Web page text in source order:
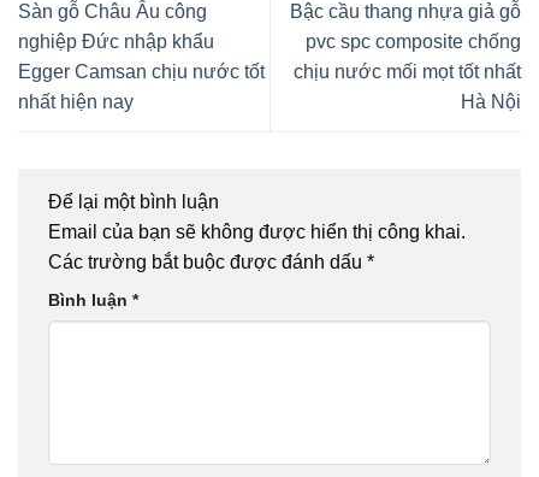
Sàn gỗ Châu Âu công
nghiệp Đức nhập khẩu
Egger Camsan chịu nước tốt
nhất hiện nay
Bậc cầu thang nhựa giả gỗ
pvc spc composite chống
chịu nước mối mọt tốt nhất
Hà Nội
Để lại một bình luận
Email của bạn sẽ không được hiển thị công khai.
Các trường bắt buộc được đánh dấu *
Bình luận *